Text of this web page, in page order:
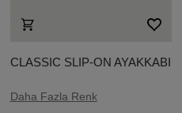
CLASSIC SLIP-ON AYAKKABI
Daha Fazla Renk